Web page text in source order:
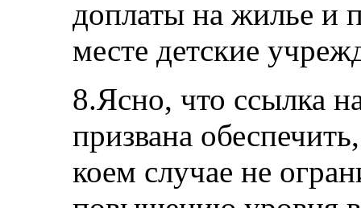
доплаты на жилье и
месте детские
8.Ясно, что ссылка
призвана
коем случае не